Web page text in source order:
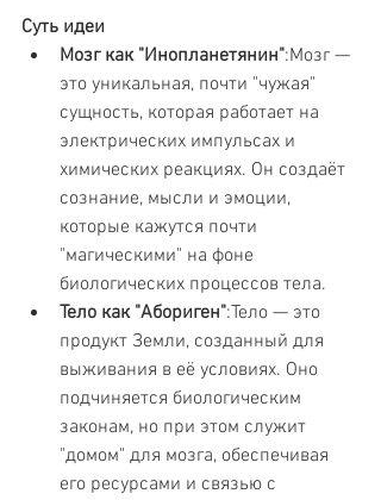
Суть идеи
Мозг как "Инопланетянин":Мозг —
это уникальная, почти "чужая"
сущность, которая работает на
электрических импульсах и
химических реакциях. Он создаёт
сознание, мысли и эмоции,
которые кажутся почти
"магическими" на фоне
биологических процессов тела.
Тело как "Абориген":Тело — это
продукт Земли, созданный для
выживания в её условиях. Оно
подчиняется биологическим
законам, но при этом служит
"домом" для мозга, обеспечивая
его ресурсами и связью с